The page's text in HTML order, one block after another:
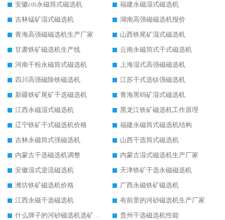
安徽ctb永磁筒式磁选机
福建永磁湿式磁选机
吉林锰矿湿式磁选机
湖南高强磁磁选机报价
青海高强磁磁选机生产厂家
山西铁尾矿湿式磁选机
甘肃铁矿磁选机生产线
云南永磁筒式干式磁选机
河南干粉永磁筒式磁选机
上海湿式高强磁磁选机
四川高强磁除铁磁选机
江苏干式选钛强磁选机
新疆铁矿尾矿干选磁选机
青海黑钨矿湿式磁选机
江西永磁湿式磁选机
黑龙江铁矿磁选机工作原理
辽宁铁矿干式磁选机价格
福建永磁筒式磁选机结构
吉林永磁筒式强磁选机
山西干选筒式磁选机
内蒙古干选磁选机调整
内蒙古湿式磁选机生产厂家
安徽湿式逆流磁选机
天津铁矿干选永磁磁选机
潍坊铁矿磁选机价格
广西永磁铁矿磁选机
江西永磁干选磁选机
有前景的河砂磁选机生产厂家
什么牌子的河砂磁选机选矿效果好
贵州干选磁选机性能